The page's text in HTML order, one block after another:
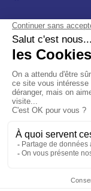
Nos services
Étiquette alimentaire
Étiquette de bouteilles
Informations
Mentions légales
À propos
Nous contacter